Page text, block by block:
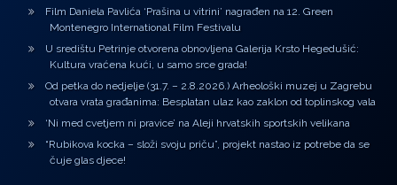
Film Daniela Pavlića ‘Prašina u vitrini’ nagrađen na 12. Green
Montenegro International Film Festivalu
U središtu Petrinje otvorena obnovljena Galerija Krsto Hegedušić:
Kultura vraćena kući, u samo srce grada!
Od petka do nedjelje (31.7. – 2.8.2026.) Arheološki muzej u Zagrebu
otvara vrata građanima: Besplatan ulaz kao zaklon od toplinskog vala
‘Ni med cvetjem ni pravice’ na Aleji hrvatskih sportskih velikana
“Rubikova kocka – složi svoju priču”, projekt nastao iz potrebe da se
čuje glas djece!